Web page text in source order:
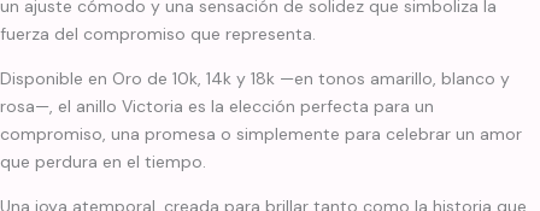
un ajuste cómodo y una sensación de solidez que simboliza la
fuerza del compromiso que representa.
Disponible en Oro de 10k, 14k y 18k —en tonos amarillo, blanco y
rosa—, el anillo Victoria es la elección perfecta para un
compromiso, una promesa o simplemente para celebrar un amor
que perdura en el tiempo.
Una joya atemporal, creada para brillar tanto como la historia que